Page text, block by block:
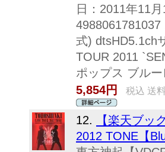
日：2011年11
式) dtsHD5.1ch
TOUR 2011
ポップス ブル
5,854円
税込 送
12.
【楽天ブッ
2012 TONE【